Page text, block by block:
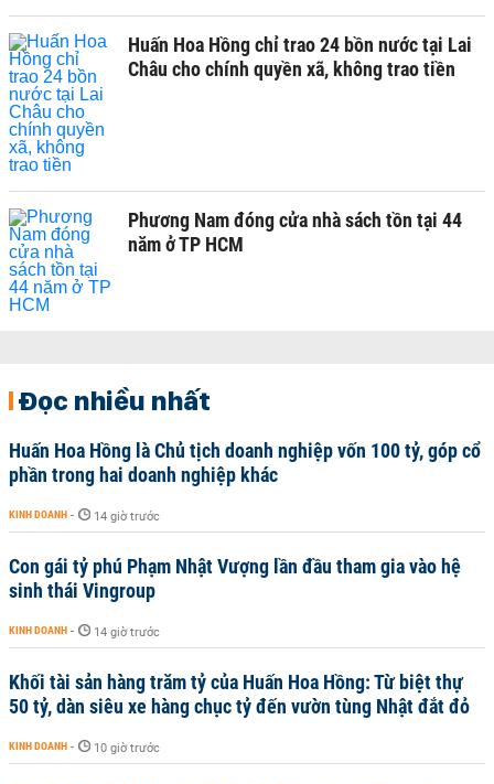
Huấn Hoa Hồng chỉ trao 24 bồn nước tại Lai
Châu cho chính quyền xã, không trao tiền
Phương Nam đóng cửa nhà sách tồn tại 44
năm ở TP HCM
Đọc nhiều nhất
Huấn Hoa Hồng là Chủ tịch doanh nghiệp vốn 100 tỷ, góp cổ
phần trong hai doanh nghiệp khác
KINH DOANH - 14 giờ trước
Con gái tỷ phú Phạm Nhật Vượng lần đầu tham gia vào hệ
sinh thái Vingroup
KINH DOANH - 14 giờ trước
Khối tài sản hàng trăm tỷ của Huấn Hoa Hồng: Từ biệt thự
50 tỷ, dàn siêu xe hàng chục tỷ đến vườn tùng Nhật đắt đỏ
KINH DOANH - 10 giờ trước